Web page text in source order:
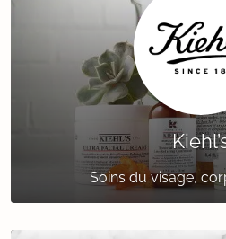
Soins du visage,